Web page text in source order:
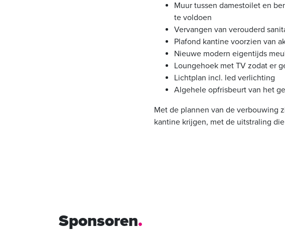
Muur tussen damestoilet en
te voldoen
Vervangen van verouderd
Plafond kantine voorzien van
Nieuwe modern eigentijds
Loungehoek met TV zodat er
Lichtplan incl. led verlichting
Algehele opfrisbeurt van het
Met de plannen van de verbouwing
kantine krijgen, met de uitstraling
Sponsoren